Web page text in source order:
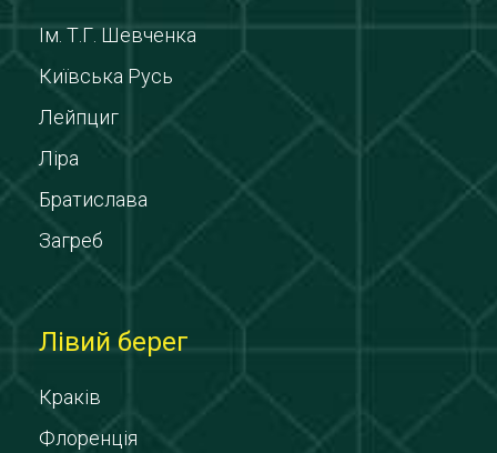
Ім. Т.Г. Шевченка
Київська Русь
Лейпциг
Ліра
Братислава
Загреб
Лівий берег
Краків
Флоренція